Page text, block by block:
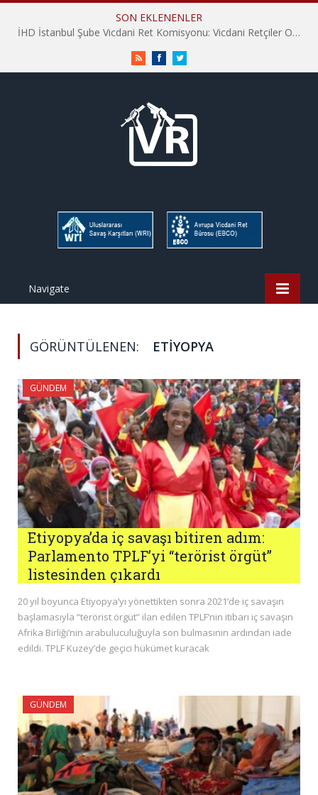
SON EKLENENLER
İHD İstanbul Şube Vicdani Ret Komisyonu: Vicdani Retçiler Olarak Destek İçin Buradayız!
RSS FacebookTwitter
Navigate
GÖRÜNTÜLENEN: ETIYOPYA
GÜNDEM
Etiyopya’da iç savaşı bitiren adım:
Parlamento TPLF’yi “terörist örgüt”
listesinden çıkardı
20 yıl boyunca Etiyopya’yı yönettikten sonra 2021’de iç savaşın
başlamasıyla “terörist örgüt” ilan edilen TPLF’nin itibarı iç savaşın
Afrika Birliği’nin arabuluculuğuyla son bulmasının ardından iade
edildi. TPLF Kuzey’de geçici hükümet kuracak
GÜNDEM